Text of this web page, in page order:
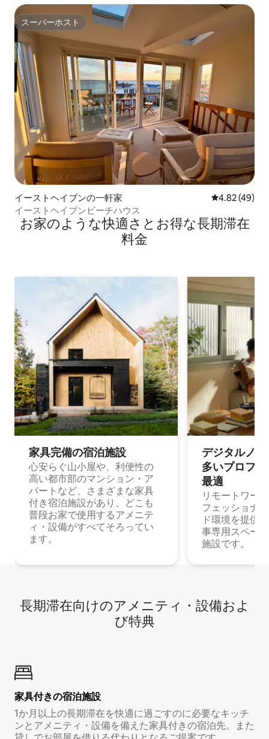
スーパーホスト
スーパーホスト
イーストヘイブンの一軒家 レビュー49
4.82 (49)
イーストヘイブンビーチハウス
お家のような快⁠適⁠さ⁠とお⁠得⁠な長⁠期⁠滞⁠在
料⁠金
家具完備の宿⁠泊⁠施⁠設
心安らぐ山小屋や、利便性の
高い都市部のマンション・ア
パートなど、さまざまな家具
付き宿泊施設があり、どこも
普段お家で使用するアメニテ
ィ・設備がすべてそろってい
ます。
デジタルノ
多⁠いプ⁠ロ⁠フ⁠
最⁠適
リモートワー
フェッショナ
ド環境を提供
事専用スペー
施設です。
長期滞在向け⁠のア⁠メ⁠ニ⁠テ⁠ィ⁠・設⁠備⁠およ
び特⁠典
家具付き⁠の宿⁠泊⁠施⁠設
1か月以上の長期滞在を快適に過ごすのに必要なキッチ
ンとアメニティ・設備を備えた家具付きの宿泊先。また